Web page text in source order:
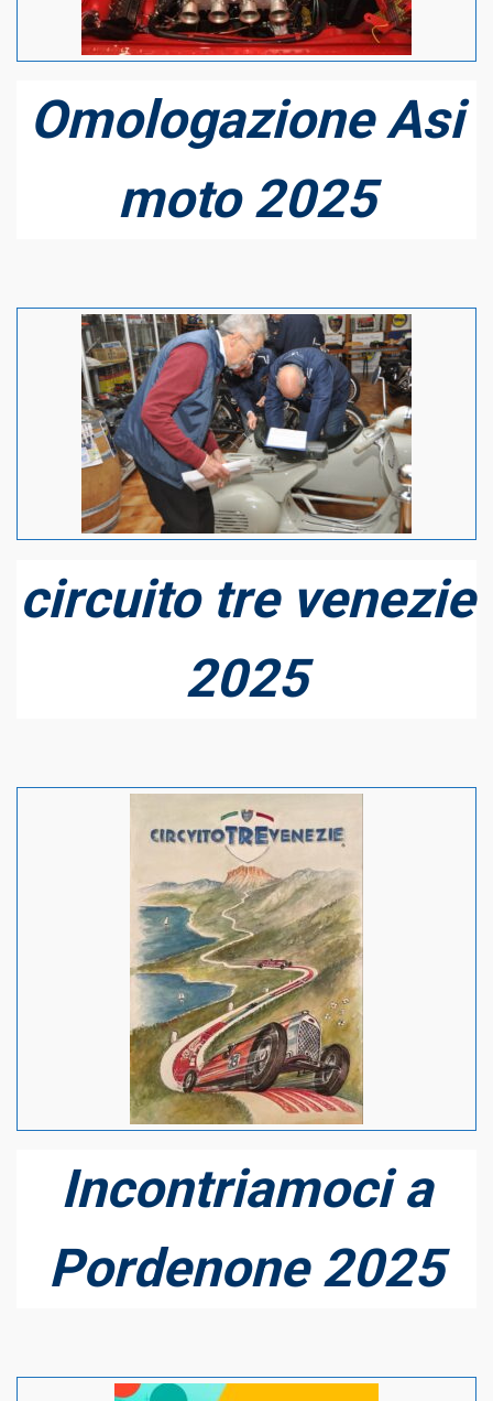
Omologazione Asi
moto 2025
circuito tre venezie
2025
Incontriamoci a
Pordenone 2025